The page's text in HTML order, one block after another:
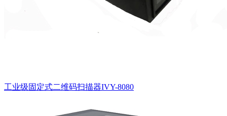
工业级固定式二维码扫描器IVY-8080